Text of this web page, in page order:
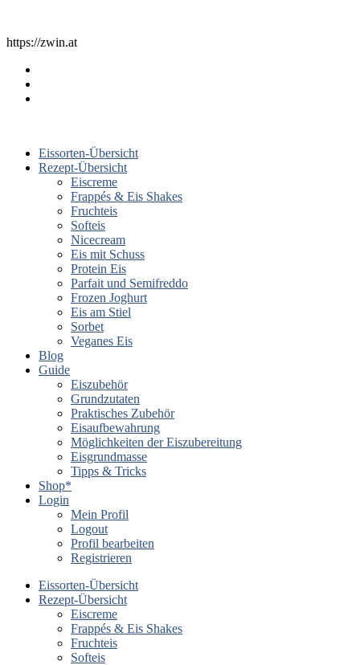
https://zwin.at
Eissorten-Übersicht
Rezept-Übersicht
Eiscreme
Frappés & Eis Shakes
Fruchteis
Softeis
Nicecream
Eis mit Schuss
Protein Eis
Parfait und Semifreddo
Frozen Joghurt
Eis am Stiel
Sorbet
Veganes Eis
Blog
Guide
Eiszubehör
Grundzutaten
Praktisches Zubehör
Eisaufbewahrung
Möglichkeiten der Eiszubereitung
Eisgrundmasse
Tipps & Tricks
Shop*
Login
Mein Profil
Logout
Profil bearbeiten
Registrieren
Eissorten-Übersicht
Rezept-Übersicht
Eiscreme
Frappés & Eis Shakes
Fruchteis
Softeis